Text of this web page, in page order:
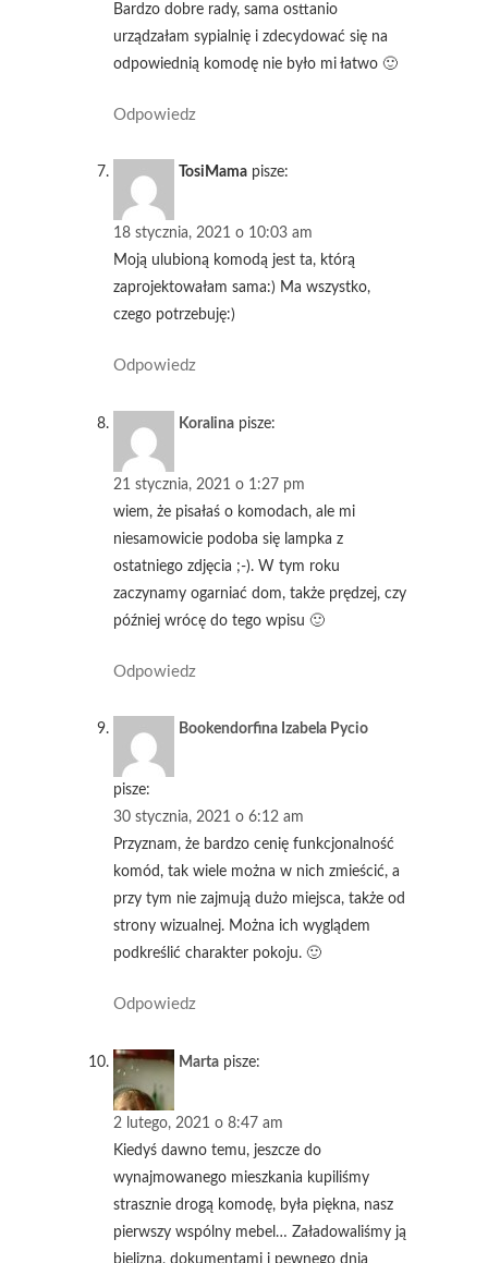
Bardzo dobre rady, sama osttanio
urządzałam sypialnię i zdecydować się na
odpowiednią komodę nie było mi łatwo 🙂
Odpowiedz
TosiMama pisze:
18 stycznia, 2021 o 10:03 am
Moją ulubioną komodą jest ta, którą
zaprojektowałam sama:) Ma wszystko,
czego potrzebuję:)
Odpowiedz
Koralina pisze:
21 stycznia, 2021 o 1:27 pm
wiem, że pisałaś o komodach, ale mi
niesamowicie podoba się lampka z
ostatniego zdjęcia ;-). W tym roku
zaczynamy ogarniać dom, także prędzej, czy
później wrócę do tego wpisu 🙂
Odpowiedz
Bookendorfina Izabela Pycio
pisze:
30 stycznia, 2021 o 6:12 am
Przyznam, że bardzo cenię funkcjonalność
komód, tak wiele można w nich zmieścić, a
przy tym nie zajmują dużo miejsca, także od
strony wizualnej. Można ich wyglądem
podkreślić charakter pokoju. 🙂
Odpowiedz
Marta pisze:
2 lutego, 2021 o 8:47 am
Kiedyś dawno temu, jeszcze do
wynajmowanego mieszkania kupiliśmy
strasznie drogą komodę, była piękna, nasz
pierwszy wspólny mebel… Załadowaliśmy ją
bielizną, dokumentami i pewnego dnia